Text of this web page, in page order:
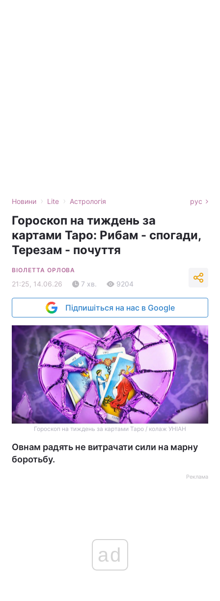
Новини › Lite › Астрологія рус
Гороскоп на тиждень за
картами Таро: Рибам - спогади,
Терезам - почуття
ВІОЛЕТТА ОРЛОВА
21:25, 14.06.26 7 хв. 9204
Підпишіться на нас в Google
Гороскоп на тиждень за картами Таро / колаж УНІАН
Овнам радять не витрачати сили на марну
боротьбу.
Реклама
ad